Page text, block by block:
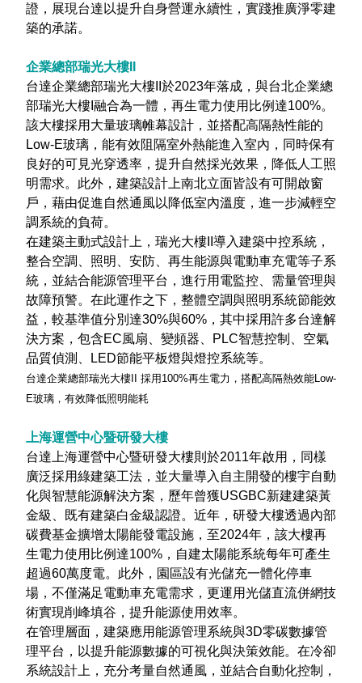
證，展現台達以提升自身營運永續性，實踐推廣淨零建
築的承諾。
企業總部瑞光大樓II
台達企業總部瑞光大樓II於2023年落成，與台北企業總
部瑞光大樓I融合為一體，再生電力使用比例達100%。
該大樓採用大量玻璃帷幕設計，並搭配高隔熱性能的
Low-E玻璃，能有效阻隔室外熱能進入室內，同時保有
良好的可見光穿透率，提升自然採光效果，降低人工照
明需求。此外，建築設計上南北立面皆設有可開啟窗
戶，藉由促進自然通風以降低室內溫度，進一步減輕空
調系統的負荷。
在建築主動式設計上，瑞光大樓II導入建築中控系統，
整合空調、照明、安防、再生能源與電動車充電等子系
統，並結合能源管理平台，進行用電監控、需量管理與
故障預警。在此運作之下，整體空調與照明系統節能效
益，較基準值分別達30%與60%，其中採用許多台達解
決方案，包含EC風扇、變頻器、PLC智慧控制、空氣
品質偵測、LED節能平板燈與燈控系統等。
台達企業總部瑞光大樓II 採用100%再生電力，搭配高隔熱效能Low-
E玻璃，有效降低照明能耗
上海運營中心暨研發大樓
台達上海運營中心暨研發大樓則於2011年啟用，同樣
廣泛採用綠建築工法，並大量導入自主開發的樓宇自動
化與智慧能源解決方案，歷年曾獲USGBC新建建築黃
金級、既有建築白金級認證。近年，研發大樓透過內部
碳費基金擴增太陽能發電設施，至2024年，該大樓再
生電力使用比例達100%，自建太陽能系統每年可產生
超過60萬度電。此外，園區設有光儲充一體化停車
場，不僅滿足電動車充電需求，更運用光儲直流併網技
術實現削峰填谷，提升能源使用效率。
在管理層面，建築應用能源管理系統與3D零碳數據管
理平台，以提升能源數據的可視化與決策效能。在冷卻
系統設計上，充分考量自然通風，並結合自動化控制，